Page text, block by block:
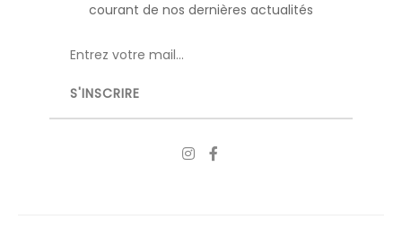
courant de nos dernières actualités